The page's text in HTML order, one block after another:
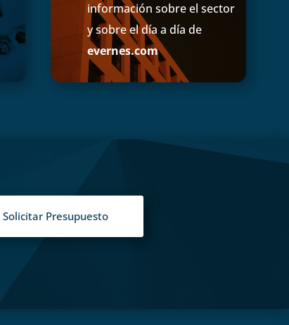
información sobre el sector
y sobre el día a día de
evernes.com
Solicitar Presupuesto